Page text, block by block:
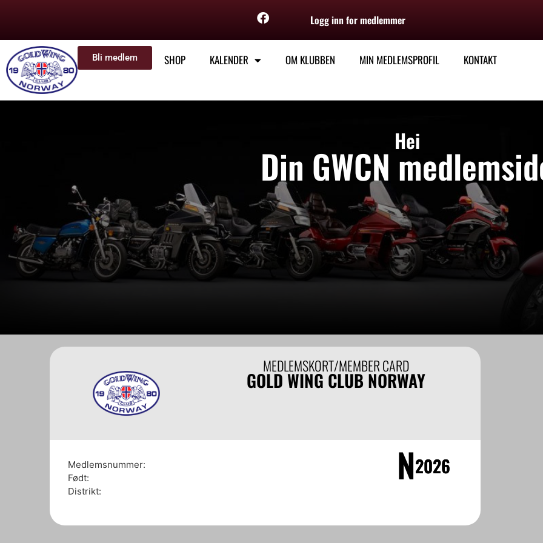
Logg inn for medlemmer
Bli medlem SHOP KALENDER OM KLUBBEN MIN MEDLEMSPROFIL KONTAKT
Hei
Din GWCN
MEDLEMSKORT/MEMBER CARD
GOLD WING CLUB NORWAY
Medlemsnummer:
Født:
Distrikt:
N2026
2026